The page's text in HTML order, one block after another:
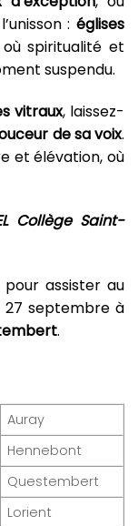
: églises
spiritualité et
suspendu.
vitraux, laissez-
de sa voix.
et élévation, où
Collège Saint-
assister au
septembre à
.
Auray
Hennebont
Questembert
Lorient